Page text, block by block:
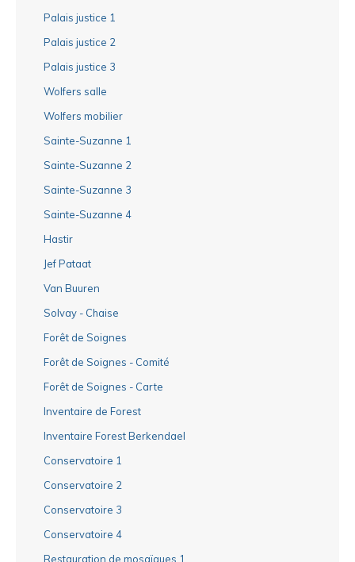
Palais justice 1
Palais justice 2
Palais justice 3
Wolfers salle
Wolfers mobilier
Sainte-Suzanne 1
Sainte-Suzanne 2
Sainte-Suzanne 3
Sainte-Suzanne 4
Hastir
Jef Pataat
Van Buuren
Solvay - Chaise
Forêt de Soignes
Forêt de Soignes - Comité
Forêt de Soignes - Carte
Inventaire de Forest
Inventaire Forest Berkendael
Conservatoire 1
Conservatoire 2
Conservatoire 3
Conservatoire 4
Restauration de mosaïques 1